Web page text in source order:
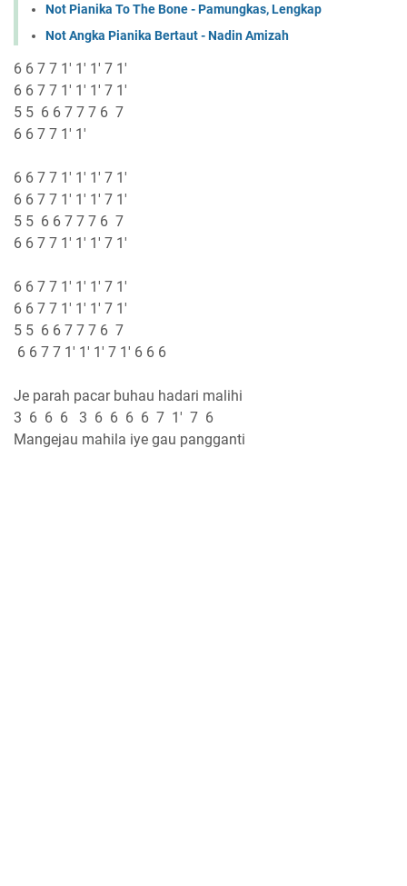
Not Pianika To The Bone - Pamungkas, Lengkap
Not Angka Pianika Bertaut - Nadin Amizah
6 6 7 7 1' 1' 1' 7 1'
6 6 7 7 1' 1' 1' 7 1'
5 5 6 6 7 7 7 6 7
6 6 7 7 1' 1'
6 6 7 7 1' 1' 1' 7 1'
6 6 7 7 1' 1' 1' 7 1'
5 5 6 6 7 7 7 6 7
6 6 7 7 1' 1' 1' 7 1'
6 6 7 7 1' 1' 1' 7 1'
6 6 7 7 1' 1' 1' 7 1'
5 5 6 6 7 7 7 6 7
6 6 7 7 1' 1' 1' 7 1' 6 6 6
Je parah pacar buhau hadari malihi
3 6 6 6 3 6 6 6 6 7 1' 7 6
Mangejau mahila iye gau pangganti